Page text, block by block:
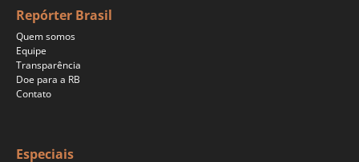
Repórter Brasil
Quem somos
Equipe
Transparência
Doe para a RB
Contato
Especiais